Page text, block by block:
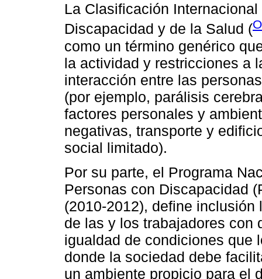
La Clasificación
Discapacidad y de la Salud (
como un término genérico
la actividad y restricciones a
interacción entre las
(por ejemplo, parálisis
factores personales y
negativas, transporte y
social limitado).
Por su parte, el Programa
Personas con Discapacidad
(2010-2012), define
de las y los trabajadores con
igualdad de condiciones que
donde la sociedad debe
un ambiente propicio para el